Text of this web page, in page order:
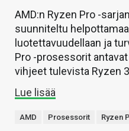
AMD:n Ryzen Pro -
suunniteltu
luotettavuudellaan ja
Pro -prosessorit
vihjeet tulevista Ryzen
Lue lisää
AMD Prosessorit Ryzen